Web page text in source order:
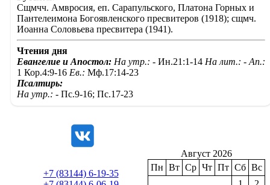
Сщмчч. Амвросия, еп. Сарапульского, Платона Горных и
Пантелеимона Богоявленского пресвитеров (1918); сщмч.
Иоанна Соловьева пресвитера (1941).
Чтения дня
Евангелие и Апостол: На утр.: - Ин.21:1-14 На лит.: - Ап.:
1 Кор.4:9-16 Ев.: Мф.17:14-23
Псалтирь:
На утр.: - Пс.9-16; Пс.17-23
+7 (83144) 6-19-35
Август 2026
Пн Вт Ср Чт Пт Сб Вс